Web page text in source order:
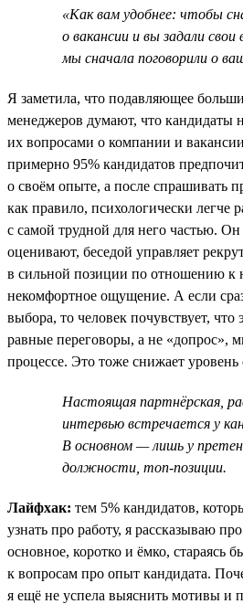
«Как вам удобнее: чтобы
о вакансии и вы задали
мы сначала поговорили о
Я заметила, что подавляющее
менеджеров думают, что кандидаты
их вопросами о компании и
примерно 95% кандидатов
о своём опыте, а после спрашивать
как правило, психологически легче
с самой трудной для него частью.
оценивают, беседой управляет
в сильной позиции по отношению к
некомфортное ощущение. А если
выбора, то человек почувствует, что
равные переговоры, а не «допрос»,
процессе. Это тоже снижает уровень
Настоящая партнёрская,
интервью встречается у
В основном — лишь у
должности, топ-позиции.
Лайфхак: тем 5% кандидатов,
узнать про работу, я рассказываю
основное, коротко и ёмко, стараясь
к вопросам про опыт кандидата.
я ещё не успела выяснить мотивы и